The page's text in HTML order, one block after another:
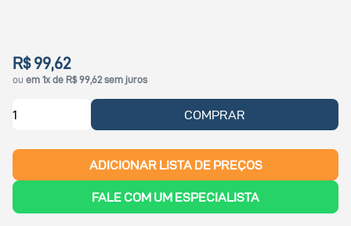
R$ 99,62
ou em 1x de R$ 99,62 sem juros
COMPRAR
ADICIONAR LISTA DE PREÇOS
FALE COM UM ESPECIALISTA